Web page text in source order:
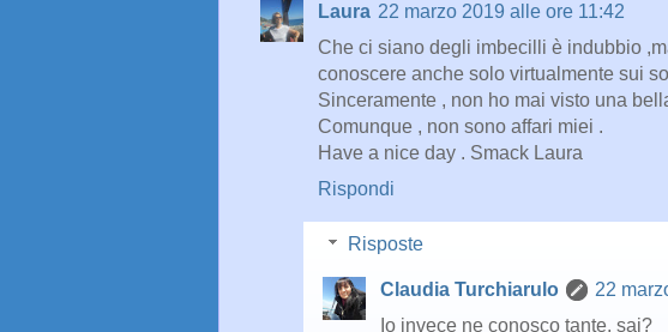
Laura 22 marzo 2019 alle ore 11:42
Che ci siano degli imbecilli è indubbio
conoscere anche solo virtualmente sui
Sinceramente , non ho mai visto una
Comunque , non sono affari miei .
Have a nice day . Smack Laura
Rispondi
Risposte
Claudia Turchiarulo
22
Io invece ne conosco tante, sai?